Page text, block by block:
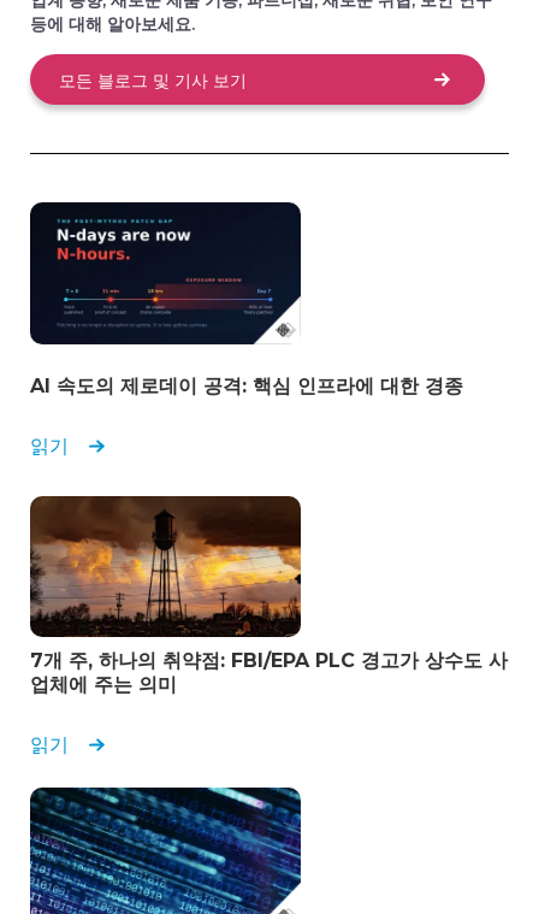
변혁적인 성과와 신속한 지원이 조직에 미치는 영향
연방 정부
복잡한 산업 환경을 위한 신뢰할 수 있는 OT 가시성
플랫폼
IT 보안 및 위험 관리 관리자
자동화된 탐지 및 대응을 위한 탁월한 지원과 뛰어난
사용 편의성
엔지니어링 매니저
에너지 및 유틸리티
등에 대해 알아보세요.
모든 블로그 및 기사 보기
AI 속도의 제로데이 공격: 핵심 인프라에 대한 경종
읽기
7개 주, 하나의 취약점: FBI/EPA PLC 경고가 상수도 사
업체에 주는 의미
읽기